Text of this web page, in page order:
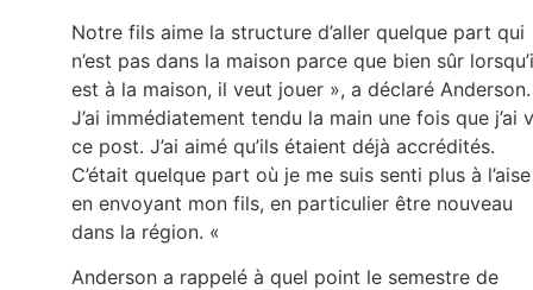
Notre fils aime la structure d’aller quelque part qui
n’est pas dans la maison parce que bien sûr
est à la maison, il veut jouer », a déclaré Anderson.
J’ai immédiatement tendu la main une fois que j’ai
ce post. J’ai aimé qu’ils étaient déjà accrédités.
C’était quelque part où je me suis senti plus à l’aise
en envoyant mon fils, en particulier être nouveau
dans la région. «
Anderson a rappelé à quel point le semestre de